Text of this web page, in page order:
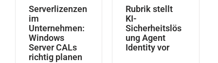
Serverlizenzen
im
Unternehmen:
Windows
Server CALs
richtig planen
Rubrik stellt
KI-
Sicherheitslös
ung Agent
Identity vor